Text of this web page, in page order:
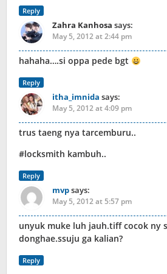
Reply
Zahra Kanhosa says:
May 5, 2012 at 2:44 pm
hahaha….si oppa pede bgt
Reply
itha_imnida says:
May 5, 2012 at 4:09 pm
trus taeng nya tarcemburu..
#locksmith kambuh..
Reply
mvpsays:
May 5, 2012 at 5:57 pm
unyuk muke luh jauh.tiff cocok ny
donghae.ssuju ga kalian?
Reply